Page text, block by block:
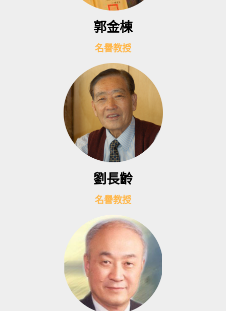
郭金棟
名譽教授
劉長齡
名譽教授